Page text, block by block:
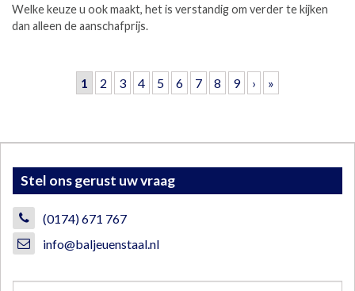
Welke keuze u ook maakt, het is verstandig om verder te kijken
dan alleen de aanschafprijs.
1 2 3 4 5 6 7 8 9 › »
Stel ons gerust uw vraag
(0174) 671 767
info@baljeuenstaal.nl